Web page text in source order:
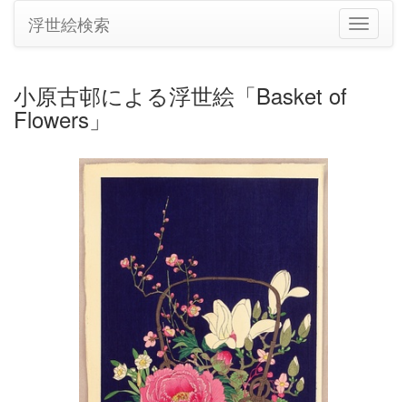
ナ
ビ
浮世絵検索
小原古邨による浮世絵「Basket of
Flowers」